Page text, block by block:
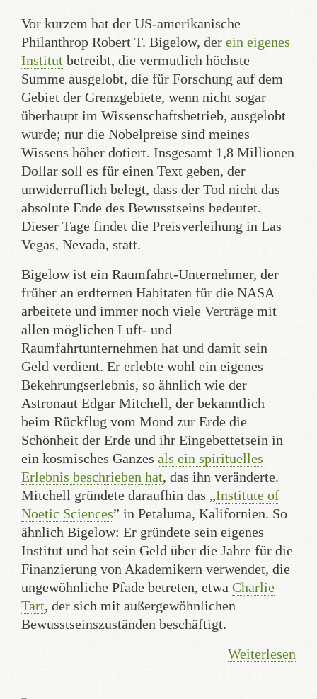
Vor kurzem hat der US-amerikanische
Philanthrop Robert T. Bigelow, der ein eigenes
Institut betreibt, die vermutlich höchste
Summe ausgelobt, die für Forschung auf dem
Gebiet der Grenzgebiete, wenn nicht sogar
überhaupt im Wissenschaftsbetrieb, ausgelobt
wurde; nur die Nobelpreise sind meines
Wissens höher dotiert. Insgesamt 1,8 Millionen
Dollar soll es für einen Text geben, der
unwiderruflich belegt, dass der Tod nicht das
absolute Ende des Bewusstseins bedeutet.
Dieser Tage findet die Preisverleihung in Las
Vegas, Nevada, statt.
Bigelow ist ein Raumfahrt-Unternehmer, der
früher an erdfernen Habitaten für die NASA
arbeitete und immer noch viele Verträge mit
allen möglichen Luft- und
Raumfahrtunternehmen hat und damit sein
Geld verdient. Er erlebte wohl ein eigenes
Bekehrungserlebnis, so ähnlich wie der
Astronaut Edgar Mitchell, der bekanntlich
beim Rückflug vom Mond zur Erde die
Schönheit der Erde und ihr Eingebettetsein in
ein kosmisches Ganzes als ein spirituelles
Erlebnis beschrieben hat, das ihn veränderte.
Mitchell gründete daraufhin das „Institute of
Noetic Sciences” in Petaluma, Kalifornien. So
ähnlich Bigelow: Er gründete sein eigenes
Institut und hat sein Geld über die Jahre für die
Finanzierung von Akademikern verwendet, die
ungewöhnliche Pfade betreten, etwa Charlie
Tart, der sich mit außergewöhnlichen
Bewusstseinszuständen beschäftigt.
Weiterlesen